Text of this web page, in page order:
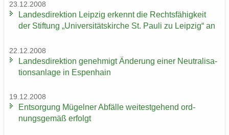
23.12.2008
Lan­des­di­rek­ti­on Leip­zig er­kennt die Rechts­fä­hig­keit
der Stif­tung „Uni­ver­si­täts­kir­che St. Pauli zu Leip­zig“ an
22.12.2008
Lan­des­di­rek­ti­on ge­neh­migt Än­de­rung einer Neu­tra­li­sa­
ti­ons­an­la­ge in Es­pen­hain
19.12.2008
Ent­sor­gung Mü­gel­ner Ab­fäl­le wei­test­ge­hend ord­
nungs­ge­mäß er­folgt